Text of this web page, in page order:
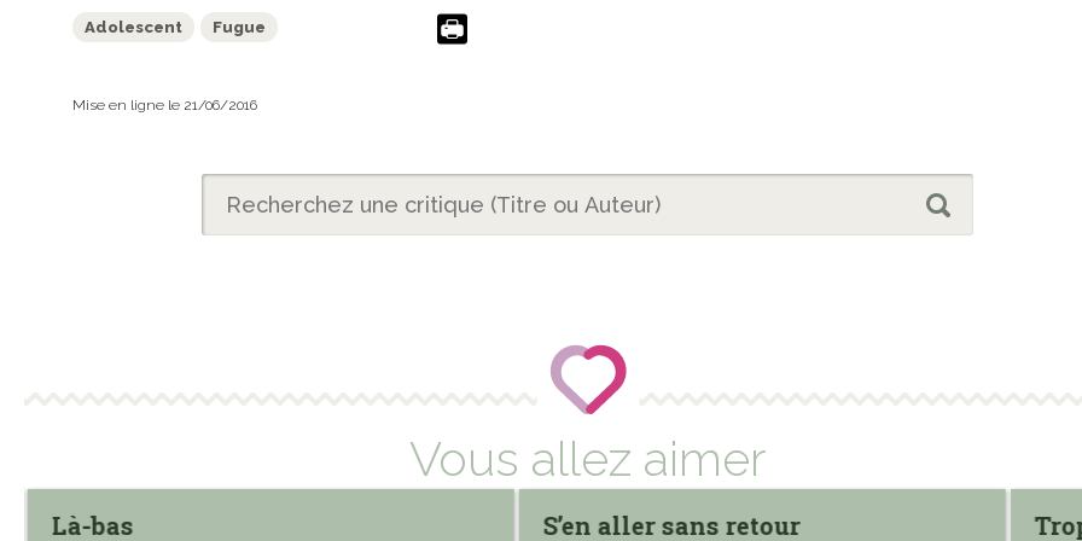
Adolescent Fugue
Mise en ligne le 21/06/2016
Vous allez aimer
Là-bas S’en aller sans retour